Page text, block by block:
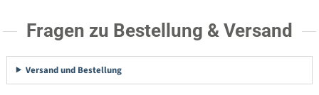
Fragen zu Bestellung & Versand
Versand und Bestellung